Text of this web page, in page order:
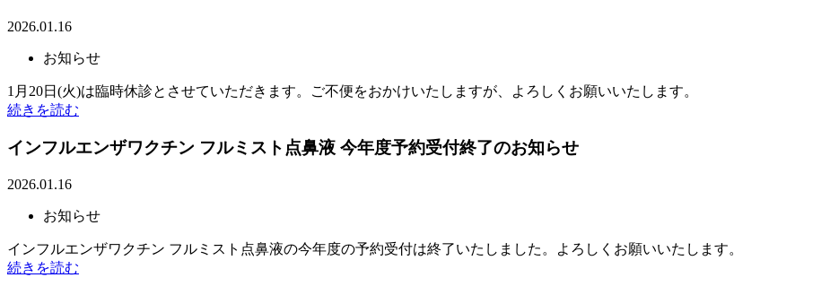
2026.01.16
お知らせ
1月20日(火)は臨時休診とさせていただきます。ご不便をおかけいたしますが、よろしくお願いいたします。
続きを読む
インフルエンザワクチン フルミスト点鼻液 今年度予約受付終了のお知らせ
2026.01.16
お知らせ
インフルエンザワクチン フルミスト点鼻液の今年度の予約受付は終了いたしました。よろしくお願いいたします。
続きを読む